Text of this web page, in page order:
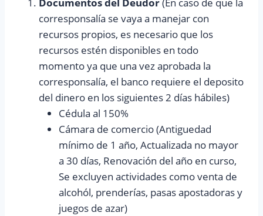
corresponsalía se vaya a manejar con
recursos propios, es necesario que los
recursos estén disponibles en todo
momento ya que una vez aprobada la
corresponsalía, el banco requiere el deposito
del dinero en los siguientes 2 días hábiles)
Cédula al 150%
Cámara de comercio (Antiguedad
mínimo de 1 año, Actualizada no mayor
a 30 días, Renovación del año en curso,
Se excluyen actividades como venta de
alcohól, prenderías, pasas apostadoras y
juegos de azar)